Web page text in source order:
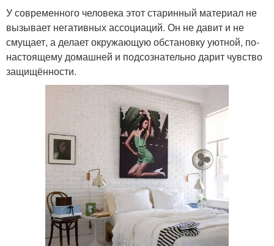
У современного человека этот старинный материал не
вызывает негативных ассоциаций. Он не давит и не
смущает, а делает окружающую обстановку уютной, по-
настоящему домашней и подсознательно дарит чувство
защищённости.